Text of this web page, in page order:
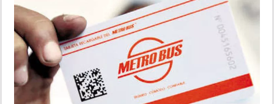
SHOW
DEPORTES
MUNDO